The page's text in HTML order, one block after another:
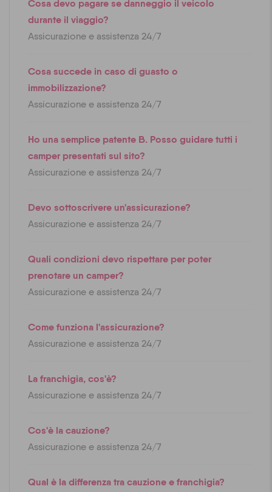
Cosa devo pagare se danneggio il veicolo
durante il viaggio?
Assicurazione e assistenza 24/7
Cosa succede in caso di guasto o
immobilizzazione?
Assicurazione e assistenza 24/7
Ho una semplice patente B. Posso guidare tutti i
camper presentati sul sito?
Assicurazione e assistenza 24/7
Devo sottoscrivere un'assicurazione?
Assicurazione e assistenza 24/7
Quali condizioni devo rispettare per poter
prenotare un camper?
Assicurazione e assistenza 24/7
Come funziona l'assicurazione?
Assicurazione e assistenza 24/7
La franchigia, cos'è?
Assicurazione e assistenza 24/7
Cos'è la cauzione?
Assicurazione e assistenza 24/7
Qual è la differenza tra cauzione e franchigia?